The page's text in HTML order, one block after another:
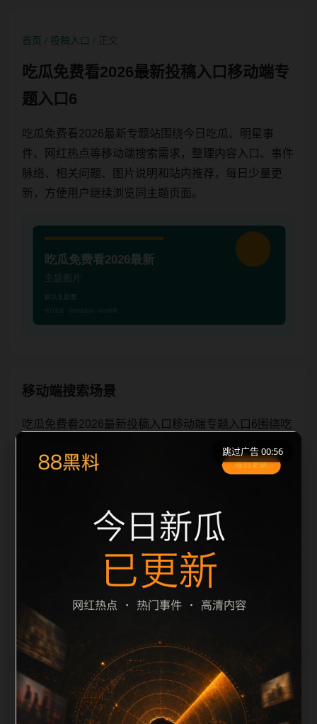
首页 投稿入口
吃瓜免费看2026最新投稿入口移动端专
题入口6
吃瓜免费看2026最新专题站围绕今日吃瓜、明星事
件、网红热点等移动端搜索需求，整理内容入口、事件
脉络、相关问题、图片说明和站内推荐，每日少量更
新，方便用户继续浏览同主题页面。
移动端搜索场景
吃瓜免费看2026最新投稿入口移动端专题入口6围绕吃
浏览习惯整理标题、描述、图片和站内推荐。用户进入
浏览。本页强调内容归集和主题一致性，避免无关关键
词堆砌，也避免多个站点同步发布完全相同的标题。图
片说明、文件名、alt 和 title 均围绕主关键词、栏目词
和文章标题生成，便于搜索引擎理解页面主题。后续采
集时将继续执行远程图片本地化、坏图默认图兜底、标
题重复过滤和 des
栏目内容归集
跳过广告 00:56